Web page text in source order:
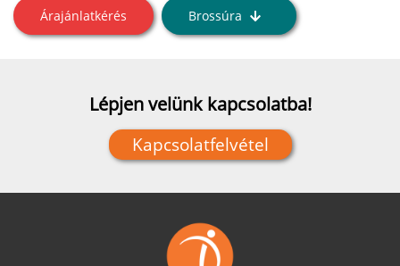
Árajánlatkérés Brossúra
Lépjen velünk kapcsolatba!
Kapcsolatfelvétel